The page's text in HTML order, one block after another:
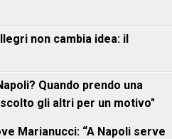
non cambia idea: il
Quando prendo una
gli altri per un motivo"
Marianucci: “A Napoli serve